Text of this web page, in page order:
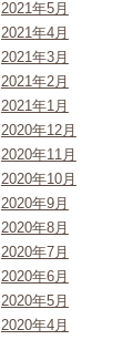
2021年5月
2021年4月
2021年3月
2021年2月
2021年1月
2020年12月
2020年11月
2020年10月
2020年9月
2020年8月
2020年7月
2020年6月
2020年5月
2020年4月